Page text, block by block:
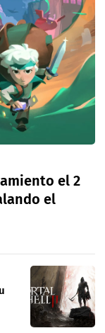
el 2
el